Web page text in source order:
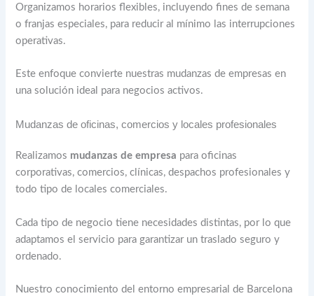
Organizamos horarios flexibles, incluyendo fines de semana
o franjas especiales, para reducir al mínimo las interrupciones
operativas.
Este enfoque convierte nuestras mudanzas de empresas en
una solución ideal para negocios activos.
Mudanzas de oficinas, comercios y locales profesionales
Realizamos mudanzas de empresa para oficinas
corporativas, comercios, clínicas, despachos profesionales y
todo tipo de locales comerciales.
Cada tipo de negocio tiene necesidades distintas, por lo que
adaptamos el servicio para garantizar un traslado seguro y
ordenado.
Nuestro conocimiento del entorno empresarial de Barcelona